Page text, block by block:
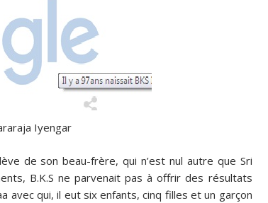
Iyengar
de son beau-frère, qui n’est nul autre que Sri
B.K.S ne parvenait pas à offrir des résultats
avec qui, il eut six enfants, cinq filles et un garçon